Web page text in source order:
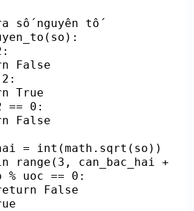
số nguyên tố
False
True
== 0:
False
= int(math.sqrt(so))
range(3, can_bac_hai + 1,
% uoc == 0:
False